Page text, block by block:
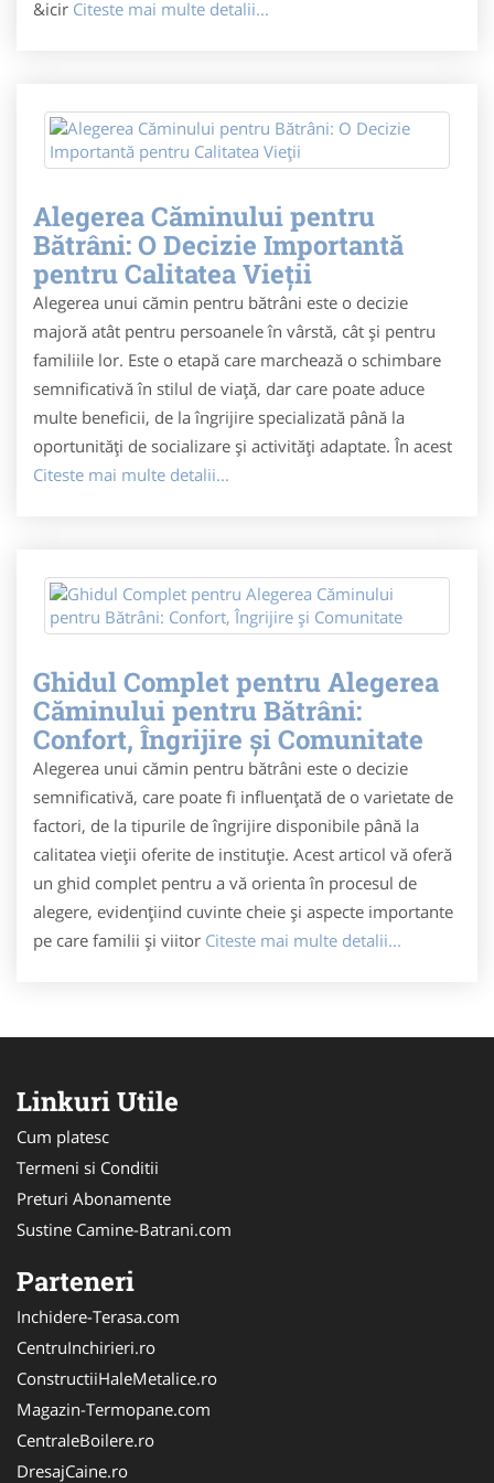
&icir Citeste mai multe detalii...
Alegerea Căminului pentru
Bătrâni: O Decizie Importantă
pentru Calitatea Vieții
Alegerea unui cămin pentru bătrâni este o decizie
majoră atât pentru persoanele în vârstă, cât și pentru
familiile lor. Este o etapă care marchează o schimbare
semnificativă în stilul de viață, dar care poate aduce
multe beneficii, de la îngrijire specializată până la
oportunități de socializare și activități adaptate. În acest
Citeste mai multe detalii...
Ghidul Complet pentru Alegerea
Căminului pentru Bătrâni:
Confort, Îngrijire și Comunitate
Alegerea unui cămin pentru bătrâni este o decizie
semnificativă, care poate fi influențată de o varietate de
factori, de la tipurile de îngrijire disponibile până la
calitatea vieții oferite de instituție. Acest articol vă oferă
un ghid complet pentru a vă orienta în procesul de
alegere, evidențiind cuvinte cheie și aspecte importante
pe care familii și viitor Citeste mai multe detalii...
Linkuri Utile
Cum platesc
Termeni si Conditii
Preturi Abonamente
Sustine Camine-Batrani.com
Parteneri
Inchidere-Terasa.com
CentruInchirieri.ro
ConstructiiHaleMetalice.ro
Magazin-Termopane.com
CentraleBoilere.ro
DresajCaine.ro